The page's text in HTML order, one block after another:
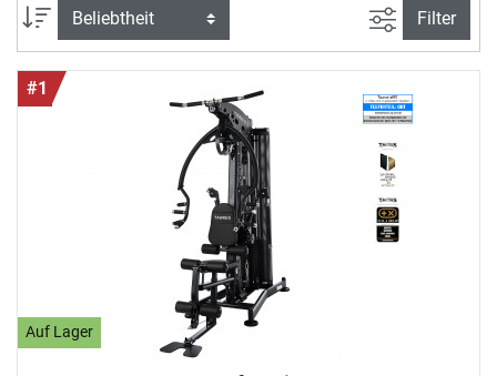
ideale Alternative zum Fitnessstudio,
an der Sie effektiv und platzsparend
trainieren können. Kraftstationen mit
geführten Übungen ermöglichen
Ihnen einen sicheren Einstieg ins
Krafttraining. Modelle mit freien
Elementen bieten ein noch breiteres
Funktionsspektrum, ideal für
fortgeschrittene Sportler. Welches
Ziel Sie auch verfolgen, ob
Muskelaufbau, Abnehmen oder
Rehabilitation – mit diesem
Kaufratgeber finden Sie das
passende Gerät für Ihre Bedürfnisse.
Sortierung Ansicht
Filter
#1
Auf Lager